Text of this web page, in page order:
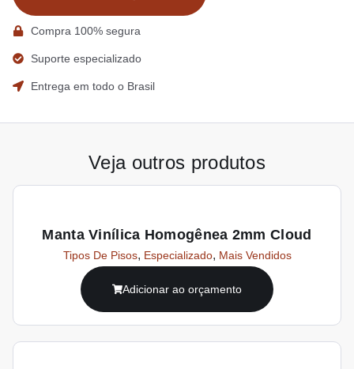
Compra 100% segura
Suporte especializado
Entrega em todo o Brasil
Veja outros produtos
Manta Vinílica Homogênea 2mm Cloud
Tipos De Pisos, Especializado, Mais Vendidos
Adicionar ao orçamento